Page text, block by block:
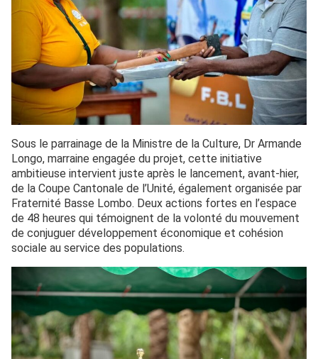
Sous le parrainage de la Ministre de la Culture, Dr Armande
Longo, marraine engagée du projet, cette initiative
ambitieuse intervient juste après le lancement, avant-hier,
de la Coupe Cantonale de l’Unité, également organisée par
Fraternité Basse Lombo. Deux actions fortes en l’espace
de 48 heures qui témoignent de la volonté du mouvement
de conjuguer développement économique et cohésion
sociale au service des populations.